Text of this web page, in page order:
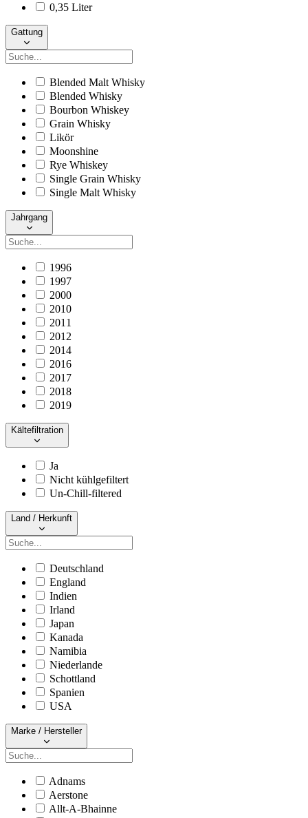
0,35 Liter
Gattung
Blended Malt Whisky
Blended Whisky
Bourbon Whiskey
Grain Whisky
Likör
Moonshine
Rye Whiskey
Single Grain Whisky
Single Malt Whisky
Jahrgang
1996
1997
2000
2010
2011
2012
2014
2016
2017
2018
2019
Kältefiltration
Ja
Nicht kühlgefiltert
Un-Chill-filtered
Land / Herkunft
Deutschland
England
Indien
Irland
Japan
Kanada
Namibia
Niederlande
Schottland
Spanien
USA
Marke / Hersteller
Adnams
Aerstone
Allt-A-Bhainne